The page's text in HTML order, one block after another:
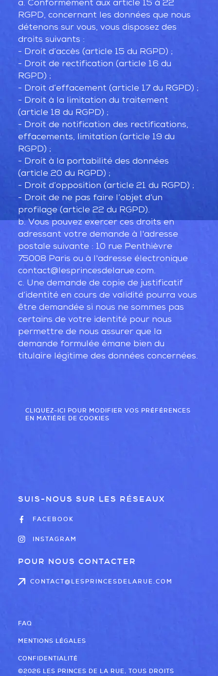
a. Conformément aux article 15 à 22
RGPD, concernant les données que nous
détenons sur vous, vous disposez des
droits suivants :
- Droit d’accès (article 15 du RGPD) ;
- Droit de rectification (article 16 du
RGPD) ;
- Droit d’effacement (article 17 du RGPD) ;
- Droit à la limitation du traitement
(article 18 du RGPD) ;
- Droit de notification des rectifications,
effacements, limitation (article 19 du
RGPD) ;
- Droit à la portabilité des données
(article 20 du RGPD) ;
- Droit d’opposition (article 21 du RGPD) ;
- Droit de ne pas faire l’objet d’un
profilage (article 22 du RGPD).
b. Vous pouvez exercer ces droits en
adressant votre demande à l'adresse
postale suivante : 10 rue Penthièvre
75008 Paris ou à l'adresse électronique
contact@lesprincesdelarue.com.
c. Une demande de copie de justificatif
d’identité en cours de validité pourra vous
être demandée si nous ne sommes pas
certains de votre identité pour nous
permettre de nous assurer que la
demande formulée émane bien du
titulaire légitime des données concernées.
CLIQUEZ-ICI POUR MODIFIER VOS PRÉFÉRENCES
EN MATIÈRE DE COOKIES
SUIS-NOUS SUR LES RÉSEAUX
FACEBOOK
INSTAGRAM
POUR NOUS CONTACTER
CONTACT@LESPRINCESDELARUE.COM
©2026 LES PRINCES DE LA RUE, TOUS DROITS
FAQ
MENTIONS LÉGALES
CONFIDENTIALITÉ